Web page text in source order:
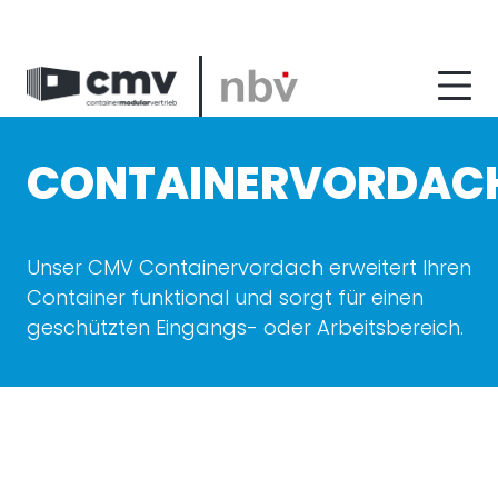
zum
Hauptmenu
zum
Seiteninhalt
zum
Footer
Unser CMV Containervordach erweitert Ihren
Container funktional und sorgt für einen
geschützten Eingangs- oder Arbeitsbereich.